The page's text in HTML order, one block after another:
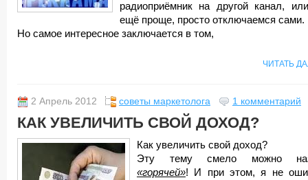
радиоприёмник на другой канал,
ещё проще, просто отключаемся сами.
Но самое интересное заключается в том,
ЧИТАТЬ
2 Апрель 2012 советы маркетолога 1 комментарий
КАК УВЕЛИЧИТЬ СВОЙ ДОХОД?
Как увеличить свой доход?
Эту тему смело можно
«горячей»! И при этом, я не